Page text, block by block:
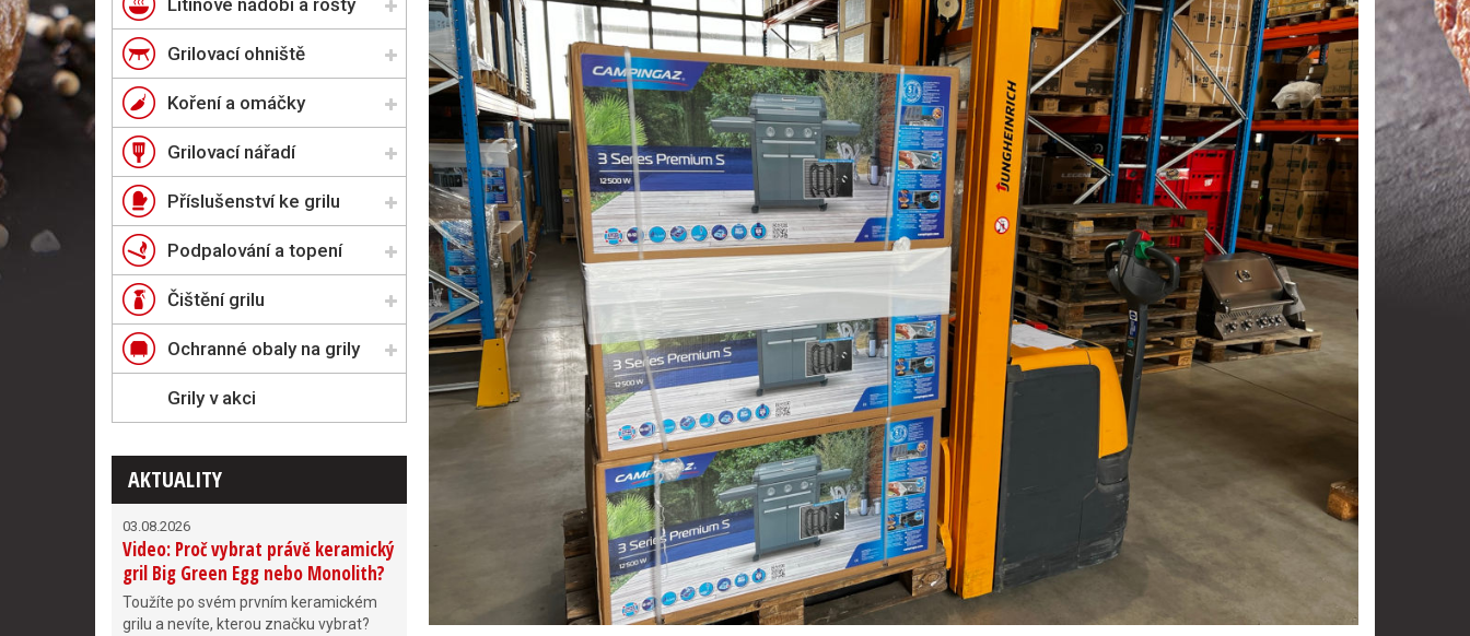
Litinové nádobí a rošty
Grilovací ohniště
Koření a omáčky
Grilovací nářadí
Příslušenství ke grilu
Podpalování a topení
Čištění grilu
Ochranné obaly na grily
Grily v akci
AKTUALITY
03.08.2026
Video: Proč vybrat právě keramický
gril Big Green Egg nebo Monolith?
Toužíte po svém prvním keramickém
grilu a nevíte, kterou značku vybrat?